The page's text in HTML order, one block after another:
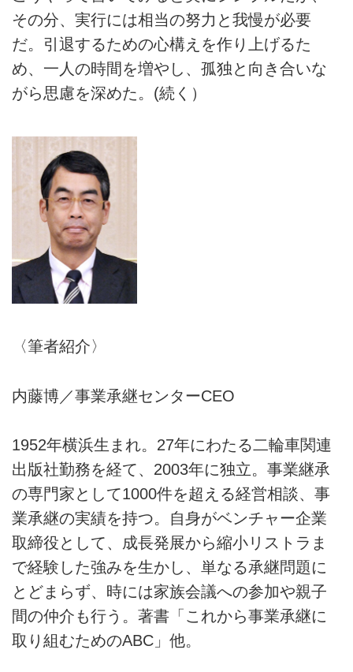
その分、実行には相当の努力と我慢が必要
だ。引退するための心構えを作り上げるた
め、一人の時間を増やし、孤独と向き合いな
がら思慮を深めた。(続く）
〈筆者紹介〉
内藤博／事業承継センターCEO
1952年横浜生まれ。27年にわたる二輪車関連
出版社勤務を経て、2003年に独立。事業継承
の専門家として1000件を超える経営相談、事
業承継の実績を持つ。自身がベンチャー企業
取締役として、成長発展から縮小リストラま
で経験した強みを生かし、単なる承継問題に
とどまらず、時には家族会議への参加や親子
間の仲介も行う。著書「これから事業承継に
取り組むためのABC」他。